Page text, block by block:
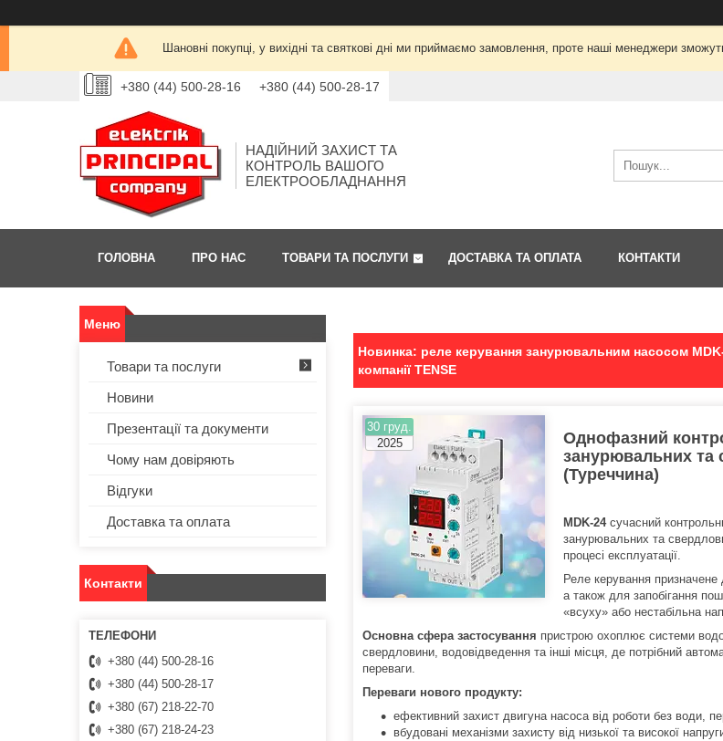
Шановні покупці, у вихідні та святкові дні ми приймаємо замовлення, проте наші менеджери
+380 (44) 500-28-16 +380 (44) 500-28-17
НАДІЙНИЙ ЗАХИСТ ТА
КОНТРОЛЬ ВАШОГО
ЕЛЕКТРООБЛАДНАННЯ
ГОЛОВНА ПРО НАС ТОВАРИ ТА ПОСЛУГИ ДОСТАВКА ТА ОПЛАТА КОНТАКТИ
Новинка: реле керування занурювальним насосом
компанії TENSE
30 груд.
2025
Однофазний
занурювальних та
(Туреччина)
MDK-24 сучасний
занурювальних та
процесі експлуатації.
Реле керування призначене
а також для запобігання
«всуху» або нестабільна
Основна сфера застосування пристрою охоплює системи
свердловини, водовідведення та інші місця, де потрібний
переваги.
Переваги нового продукту:
ефективний захист двигуна насоса від роботи без води,
вбудовані механізми захисту від низької та високої
Товари та послуги
Новини
Презентації та документи
Чому нам довіряють
Відгуки
Доставка та оплата
Контакти
+380 (44) 500-28-16
+380 (44) 500-28-17
+380 (67) 218-22-70
+380 (67) 218-24-23